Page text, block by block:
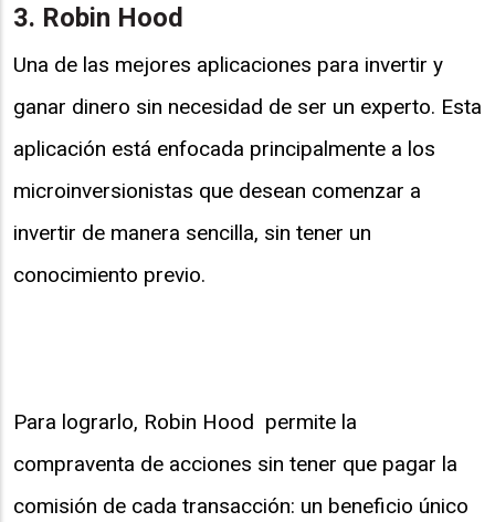
3. Robin Hood
Una de las mejores aplicaciones para invertir y
ganar dinero sin necesidad de ser un experto. Esta
aplicación está enfocada principalmente a los
microinversionistas que desean comenzar a
invertir de manera sencilla, sin tener un
conocimiento previo.
Para lograrlo, Robin Hood permite la
compraventa de acciones sin tener que pagar la
comisión de cada transacción: un beneficio único